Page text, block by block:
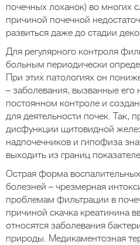
почечных лоханок) во многих
причиной почечной
развиться даже до стадии
Для регулярного контроля
больным периодически
При этих патологиях он
– заболевания, вызванные
постоянном контроле и
для деятельности почек. Так,
дисфункции щитовидной
надпочечников и гипофиза
выходить из границ
Острая форма
болезней – чрезмерная
проблемам фильтрации в
причиной скачка креатинина
относятся заболевания
природы. Медикаментозная